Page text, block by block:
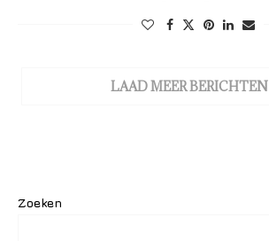
LAAD MEER BERICHTEN
Zoeken